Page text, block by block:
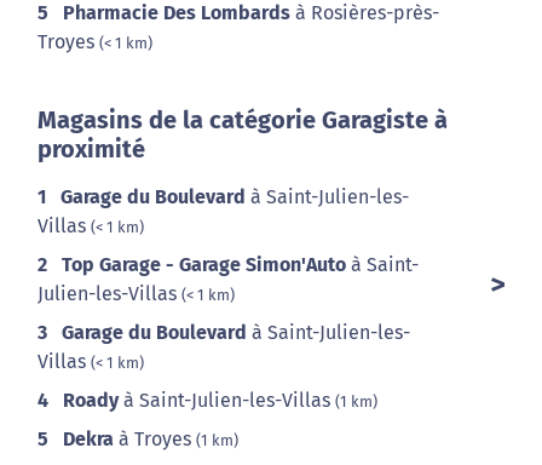
5 Pharmacie Des Lombards à Rosières-près-
Troyes (< 1 km)
Magasins de la catégorie Garagiste à
proximité
1 Garage du Boulevard à Saint-Julien-les-
Villas (< 1 km)
2 Top Garage - Garage Simon'Auto à Saint-
Julien-les-Villas (< 1 km)
3 Garage du Boulevard à Saint-Julien-les-
Villas (< 1 km)
4 Roadyà Saint-Julien-les-Villas (1 km)
5 Dekra à Troyes (1 km)